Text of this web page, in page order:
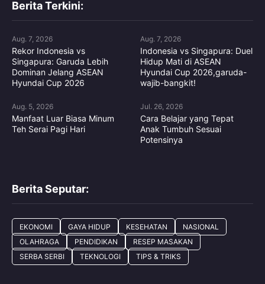
Berita Terkini:
Aug. 7, 2026
Rekor Indonesia vs
Singapura: Garuda Lebih
Dominan Jelang ASEAN
Hyundai Cup 2026
Aug. 7, 2026
Indonesia vs Singapura: Duel
Hidup Mati di ASEAN
Hyundai Cup 2026,garuda-
wajib-bangkit!
Aug. 5, 2026
Manfaat Luar Biasa Minum
Teh Serai Pagi Hari
Jul. 26, 2026
Cara Belajar yang Tepat
Anak Tumbuh Sesuai
Potensinya
Berita Seputar:
EKONOMI GAYA HIDUP KESEHATAN
NASIONAL
OLAHRAGA
PENDIDIKAN
RESEP MASAKAN
SERBA SERBI
TEKNOLOGI TIPS & TRIKS